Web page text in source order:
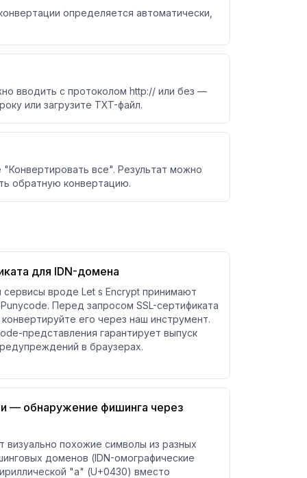
определяется автоматически,
вводить с протоколом http:// или без —
или загрузите TXT-файл.
все". Результат можно
обратную конвертацию.
для IDN-домена
вроде Let s Encrypt принимают
Перед запросом SSL-сертификата
его через наш инструмент.
представления гарантирует выпуск
в браузерах.
— обнаружение фишинга через
визуально похожие символы из разных
доменов (IDN-омографические
"а" (U+0430) вместо